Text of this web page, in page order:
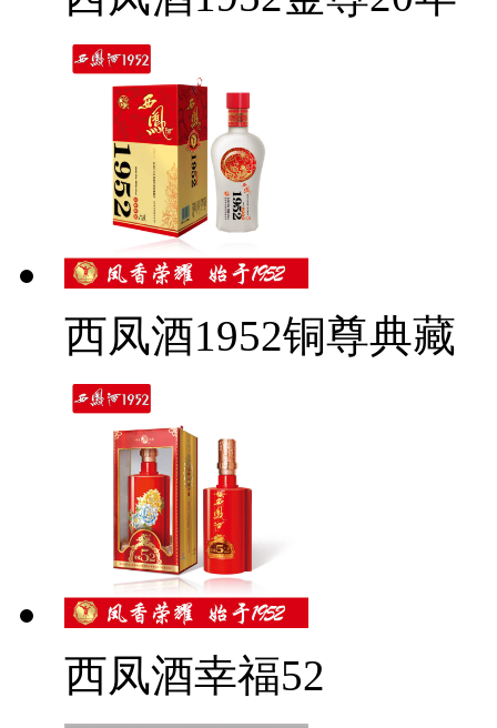
西凤酒1952铜尊典藏
西凤酒幸福52